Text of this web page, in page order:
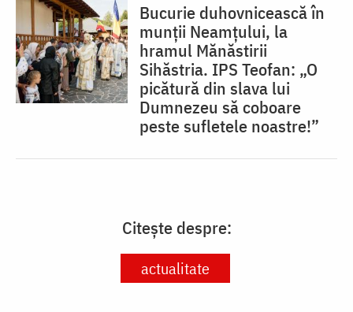
Bucurie duhovnicească în
munții Neamțului, la
hramul Mănăstirii
Sihăstria. IPS Teofan: „O
picătură din slava lui
Dumnezeu să coboare
peste sufletele noastre!”
Citește despre:
actualitate